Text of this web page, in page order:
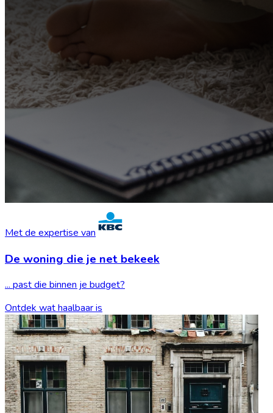
Met de expertise van
De woning die je net bekeek
... past die binnen je budget?
Ontdek wat haalbaar is